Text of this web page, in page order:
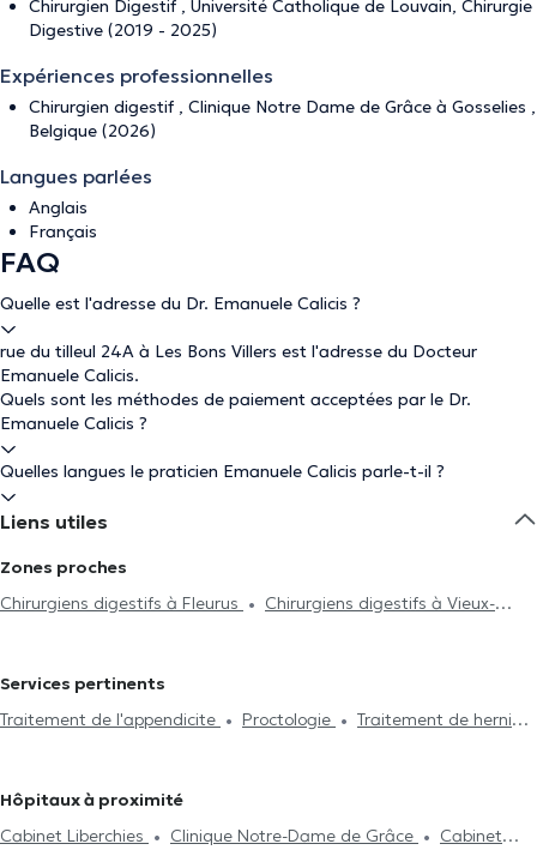
Chirurgien Digestif , Université Catholique de Louvain, Chirurgie
Digestive (2019 - 2025)
Expériences professionnelles
Chirurgien digestif , Clinique Notre Dame de Grâce à Gosselies ,
Belgique (2026)
Langues parlées
Anglais
Français
FAQ
Quelle est l'adresse du Dr. Emanuele Calicis ?
rue du tilleul 24A à Les Bons Villers est l'adresse du Docteur
Emanuele Calicis.
Quels sont les méthodes de paiement acceptées par le Dr.
Emanuele Calicis ?
Quelles langues le praticien Emanuele Calicis parle-t-il ?
Liens utiles
Zones proches
Chirurgiens digestifs à Fleurus
Chirurgiens digestifs à Vieux-
Chirurgiens digestifs à Nivelles
L'Alleud
Chirurgiens digestifs à Morlanwelz
Chirurgiens
Services pertinents
Traitement de l'appendicite
Proctologie
Traitement de hernies
Hôpitaux à proximité
Cabinet Liberchies
Clinique Notre-Dame de Grâce
Cabinet